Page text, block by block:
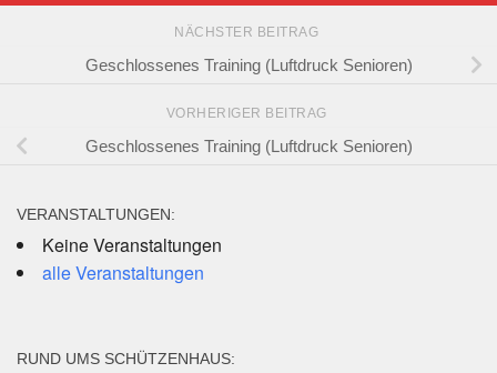
NÄCHSTER BEITRAG
Geschlossenes Training (Luftdruck Senioren)
VORHERIGER BEITRAG
Geschlossenes Training (Luftdruck Senioren)
VERANSTALTUNGEN:
Keine Veranstaltungen
alle Veranstaltungen
RUND UMS SCHÜTZENHAUS: